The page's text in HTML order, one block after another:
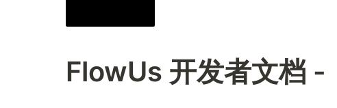
FlowUs 开发者文档 -